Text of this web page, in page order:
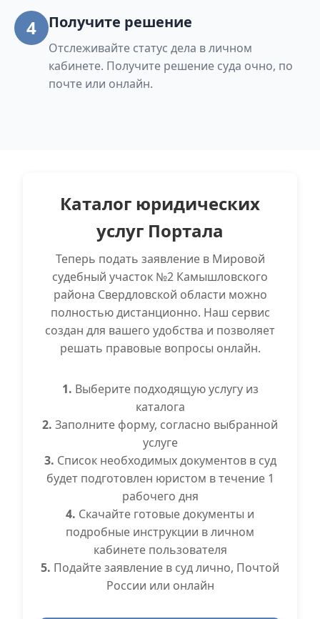
4 Получите решение
Отслеживайте статус дела в личном
кабинете. Получите решение суда очно, по
почте или онлайн.
Каталог юридических
услуг Портала
Теперь подать заявление в Мировой
судебный участок №2 Камышловского
района Свердловской области можно
полностью дистанционно. Наш сервис
создан для вашего удобства и позволяет
решать правовые вопросы онлайн.
1. Выберите подходящую услугу из
каталога
2. Заполните форму, согласно выбранной
услуге
3. Список необходимых документов в суд
будет подготовлен юристом в течение 1
рабочего дня
4. Скачайте готовые документы и
подробные инструкции в личном
кабинете пользователя
5. Подайте заявление в суд лично, Почтой
России или онлайн